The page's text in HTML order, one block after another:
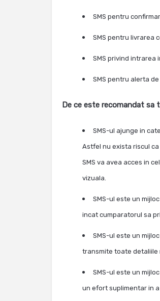
SMS pentru
SMS pentru livrarea
SMS privind intrarea
SMS pentru alerta
De ce este recomandat sa
SMS-ul ajunge in
Astfel nu exista riscul
SMS va avea acces in
vizuala.
SMS-ul este un
incat cumparatorul sa
SMS-ul este un
transmite toate detaliile
SMS-ul este un
un efort suplimentar in